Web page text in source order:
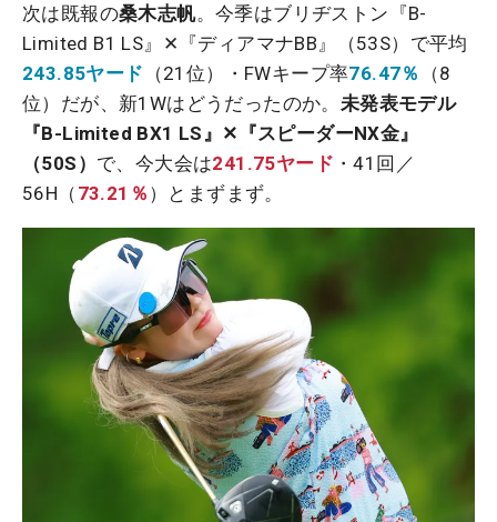
次は既報の桑木志帆。今季はブリヂストン『B-
Limited B1 LS』✕『ディアマナBB』（53S）で平均
243.85ヤード （21位）・FWキープ率76.47％
（8
位）だが、新1Wはどうだったのか。 未発表モデル
『B-Limited BX1 LS』✕『スピーダーNX金』
（50S） で、今大会は241.75ヤード ・41回／
56H（ 73.21％ ）とまずまず。